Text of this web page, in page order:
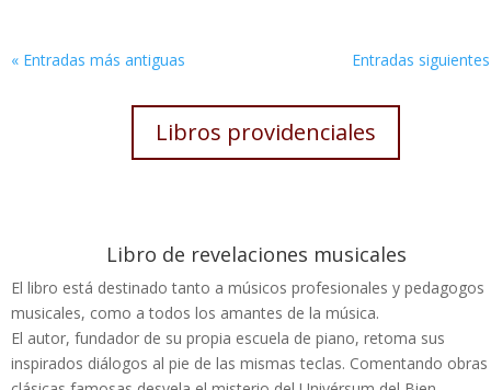
« Entradas más antiguas Entradas
Libros providenciales
Libro de revelaciones musicales
El libro está destinado tanto a músicos profesionales y pedagogos
musicales, como a todos los amantes de la música.
El autor, fundador de su propia escuela de piano, retoma sus
inspirados diálogos al pie de las mismas teclas. Comentando obras